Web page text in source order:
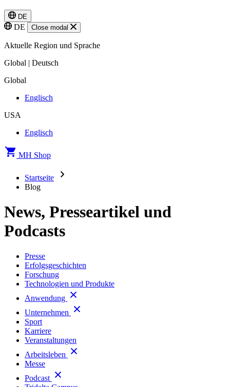
DE
DE Close modal
Aktuelle Region und Sprache
Global | Deutsch
Global
Englisch
USA
Englisch
MH Shop
Startseite
Blog
News, Presseartikel und
Podcasts
Presse
Erfolgsgeschichten
Forschung
Technologien und Produkte
Anwendung
Unternehmen
Sport
Karriere
Veranstaltungen
Arbeitsleben
Messe
Podcast